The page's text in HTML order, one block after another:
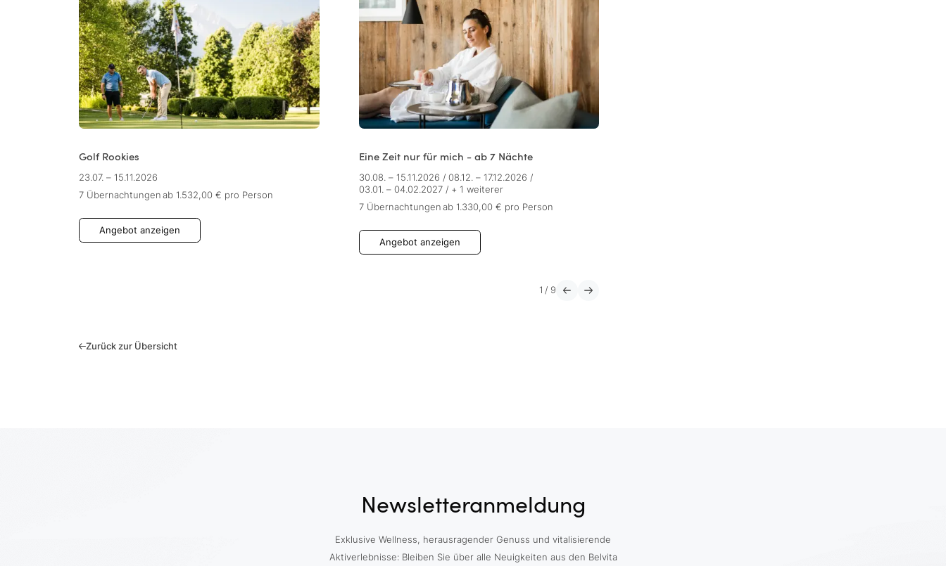
Golf Rookies
23.07. – 15.11.2026
7 Übernachtungen ab 1.532,00 € pro Person
Angebot anzeigen
Eine Zeit nur für mich - ab 7 Nächte
30.08. – 15.11.2026 / 08.12. – 17.12.2026 /
03.01. – 04.02.2027/ + 1 weiterer
7 Übernachtungen ab 1.330,00 € pro Person
Angebot anzeigen
1 / 9
Zurück zur Übersicht
Newsletteranmeldung
Exklusive Wellness, herausragender Genuss und vitalisierende
Aktiverlebnisse: Bleiben Sie über alle Neuigkeiten aus den Belvita